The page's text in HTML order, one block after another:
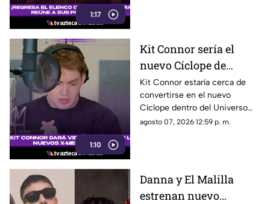
1:17
1:10
Kit Connor sería el
nuevo Cíclope de
Marvel: así será su
llegada a los 'X-Men'
Kit Connor estaría cerca de
convertirse en el nuevo
Cíclope dentro del Universo
Cinematográfico de Marvel.
agosto 07, 2026 12:59 p. m.
Danna y El Malilla
estrenan nuevo